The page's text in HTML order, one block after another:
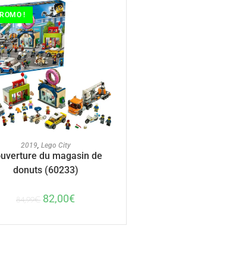
!
AJOUTER AU PANIER
2019, Lego City
du magasin de
donuts (60233)
84,99€ 82,00€